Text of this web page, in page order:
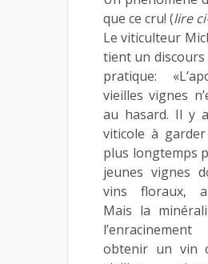
que ce cru! (lire
Le viticulteur
tient un
pratique:
vieilles vignes
au hasard. Il y
viticole à
plus longtemps
jeunes vignes
vins floraux,
Mais la
obtenir un vin